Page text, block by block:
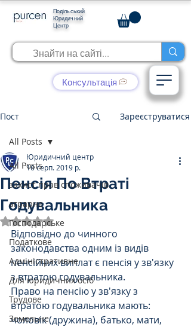
Подільський
Юридичний
Центр
Консультація
Пост Зареєструватися
All Posts
захист прав споживачів
аграрне
Господарське
Податкове
Адміністративне
Для юридичних осіб
Трудове
Земельне
All Posts
Пенсія По Втраті
Годувальника
Юридичний центр
16 серп. 2019 р.
Оцінка: NaN з 5 зірок.
Відповідно до чинного
законодавства одним із видів
пенсійних виплат є пенсія у зв'язку
з втратою годувальника.
Право на пенсію у зв'язку з
втратою годувальника мають:
чоловік (дружина), батько, мати,